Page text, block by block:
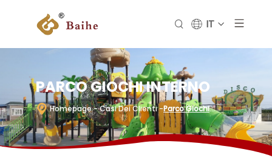
IT
PARCO GIOCHI INTERNO
Homepage- Casi Dei Clienti -Parco Giochi
Interno